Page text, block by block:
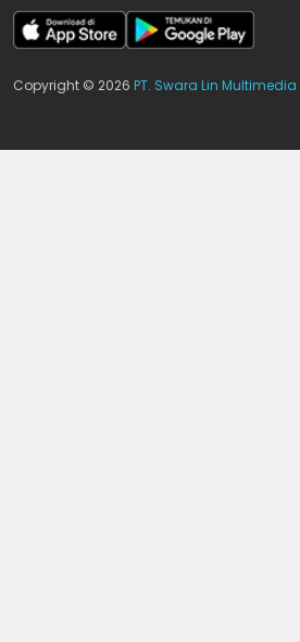
Copyright © 2026 PT. Swara Lin Multimedia